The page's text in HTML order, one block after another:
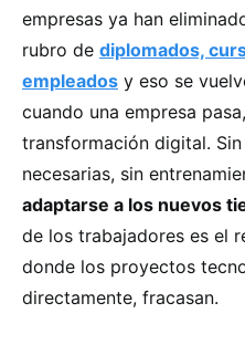
empresas ya han
rubro de diplomados,
empleados y eso se
cuando una empresa
transformación digital.
necesarias, sin
adaptarse a los nuevos
de los trabajadores es el
donde los proyectos
directamente, fracasan.